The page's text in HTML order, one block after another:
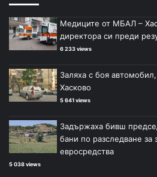
Медиците от МБАЛ –
директора си преди
6 233 views
Заляха с боя
Хасково
5 641 views
Задържаха бивш
бани по разследване за
евросредства
5 038 views